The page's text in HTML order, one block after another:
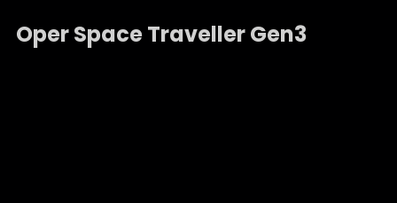
Oper Space TravellerGen3